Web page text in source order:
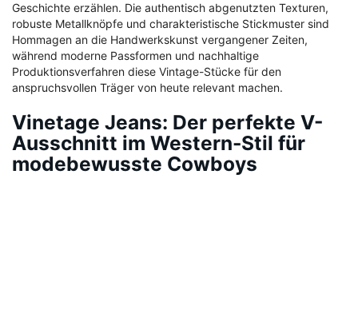
Geschichte erzählen. Die authentisch abgenutzten Texturen,
robuste Metallknöpfe und charakteristische Stickmuster sind
Hommagen an die Handwerkskunst vergangener Zeiten,
während moderne Passformen und nachhaltige
Produktionsverfahren diese Vintage-Stücke für den
anspruchsvollen Träger von heute relevant machen.
Vinetage Jeans: Der perfekte V-
Ausschnitt im Western-Stil für
modebewusste Cowboys